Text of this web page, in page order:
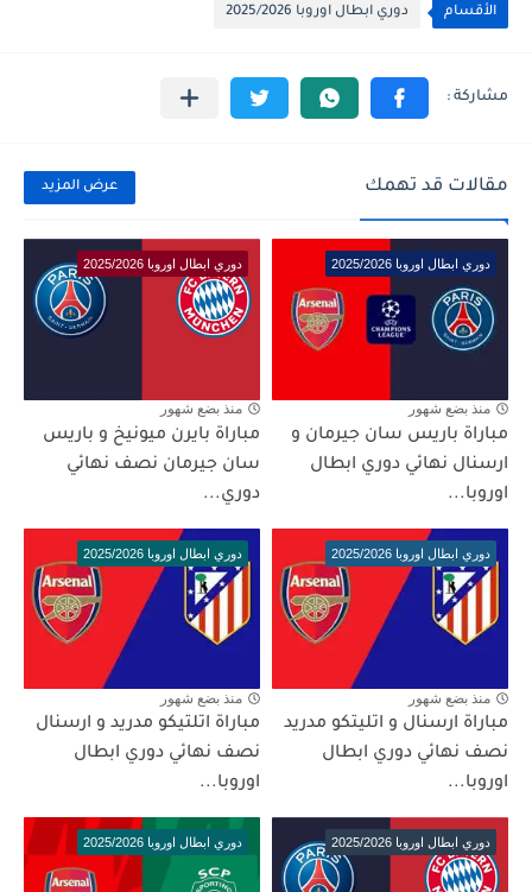
الأقسام دوري ابطال اوروبا 2025/2026
مقالات قد تهمك عرض المزيد
دوري ابطال اوروبا 2025/2026
منذ بضع شهور
مباراة باريس سان جيرمان و
ارسنال نهائي دوري ابطال
اوروبا...
دوري ابطال اوروبا 2025/2026
منذ بضع شهور
مباراة بايرن ميونيخ و باريس
سان جيرمان نصف نهائي
دوري...
دوري ابطال اوروبا 2025/2026
منذ بضع شهور
مباراة ارسنال و اتليتكو مدريد
نصف نهائي دوري ابطال
اوروبا...
دوري ابطال اوروبا 2025/2026
منذ بضع شهور
مباراة اتلتيكو مدريد و ارسنال
نصف نهائي دوري ابطال
اوروبا...
دوري ابطال اوروبا 2025/2026 دوري ابطال اوروبا 2025/2026